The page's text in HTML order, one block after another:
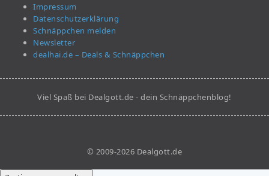
Impressum
Datenschutzerklärung
Schnäppchen melden
Newsletter
dealhai.de – Deals & Schnäppchen
Viel Spaß bei Dealgott.de - dein Schnäppchenblog!
© 2009-2026 Dealgott.de